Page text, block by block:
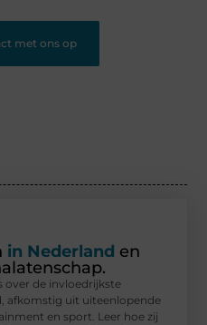
met ons op
in Nederland en
over de invloedrijkste
afkomstig uit uiteenlopende
en sport. Leer hoe zij